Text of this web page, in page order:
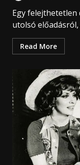
Egy
utolsó
Read More